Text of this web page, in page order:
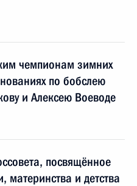
чемпионам зимних
по бобслею
и Алексею Воеводе
посвящённое
материнства и детства